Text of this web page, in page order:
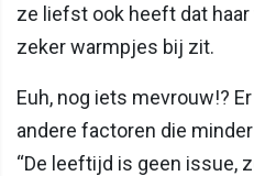
ze liefst ook heeft dat
zeker warmpjes bij zit.
Euh, nog iets mevrouw!?
andere factoren die
“De leeftijd is geen issue,